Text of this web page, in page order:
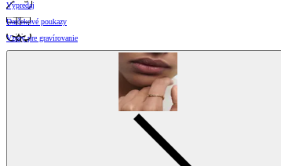
Výpredaj
Darčekové poukazy
Vzory pre gravírovanie